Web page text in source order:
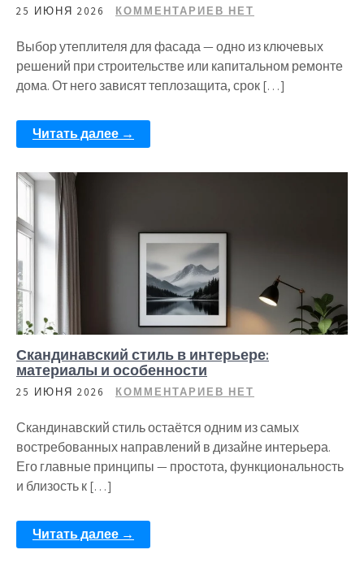
25 ИЮНЯ 2026 КОММЕНТАРИЕВ НЕТ
Выбор утеплителя для фасада — одно из ключевых
решений при строительстве или капитальном ремонте
дома. От него зависят теплозащита, срок […]
Читать далее →
Скандинавский стиль в интерьере:
материалы и особенности
25 ИЮНЯ 2026 КОММЕНТАРИЕВ НЕТ
Скандинавский стиль остаётся одним из самых
востребованных направлений в дизайне интерьера.
Его главные принципы — простота, функциональность
и близость к […]
Читать далее →